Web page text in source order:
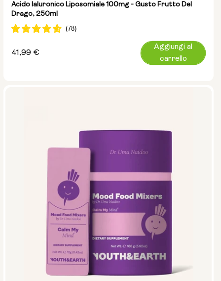
Acido Ialuronico Liposomiale 100mg - Gusto Frutto Del
Drago, 250ml
Prezzo
41,99 €
Aggiungi al
carrello